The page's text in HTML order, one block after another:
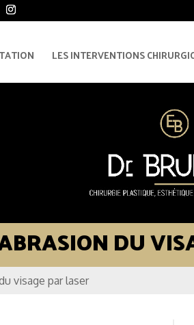
LES INTERVENTIONS
DU
visage par laser